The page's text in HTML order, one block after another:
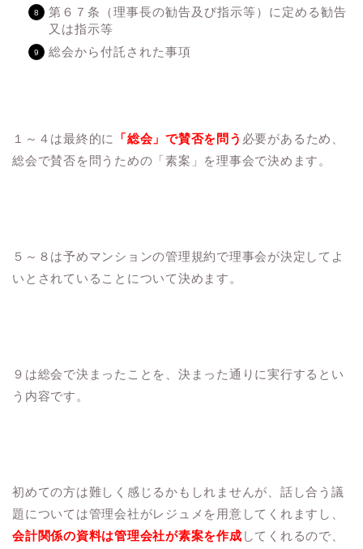
第６７条（理事長の勧告及び指示等）に定める勧告
又は指示等
総会から付託された事項
１～４は最終的に 「総会」で賛否を問う 必要があるため、
総会で賛否を問うための「素案」を理事会で決めます。
５～８は予めマンションの管理規約で理事会が決定してよ
いとされていることについて決めます。
９は総会で決まったことを、決まった通りに実行するとい
う内容です。
初めての方は難しく感じるかもしれませんが、話し合う議
題については管理会社がレジュメを用意してくれますし、
会計関係の資料は管理会社が素案を作成 してくれるので、